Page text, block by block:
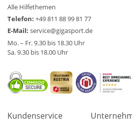
Alle Hilfethemen
Telefon: +49 811 88 99 81 77
E-Mail: service@gigasport.de
Mo. – Fr. 9.30 bis 18.30 Uhr
Sa. 9.30 bis 18.00 Uhr
Kundenservice